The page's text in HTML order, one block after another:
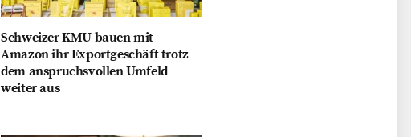
Schweizer KMU bauen mit
Amazon ihr Exportgeschäft trotz
dem anspruchsvollen Umfeld
weiter aus